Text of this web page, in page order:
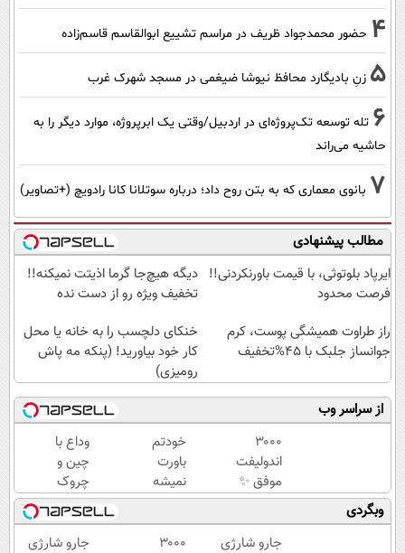
4 حضور محمدجواد ظریف در مراسم تشییع ابوالقاسم قاسم‌زاده
5 زنِ بادیگارد محافظ نیوشا ضیغمی در مسجد شهرک غرب
6 تله توسعه تک‌پروژه‌ای در اردبیل/وقتی یک ابرپروژه، موارد دیگر را به
حاشیه می‌راند
7 بانوی معماری که به بتن روح داد؛ درباره سوتلانا کانا رادویچ (+تصاویر)
مطالب پیشنهادی
ایرپاد بلوتوثی، با قیمت باورنکردنی!!
فرصت محدود
دیگه هیچ‌جا گرما اذیتت نمیکنه!!
تخفیف ویژه رو از دست نده
راز طراوت همیشگی پوست، کرم
جوانساز جلبک با 45%تخفیف
خنکای دلچسب را به خانه یا محل
کار خود بیاورید! (پنکه مه پاش
رومیزی)
از سراسر وب
۳۰۰۰
اندولیفت
موفق ✨
تجربه
جوانسازی
با دکتر
خودتم
باورت
نمیشه
چقدر
جوون
شدی!
وداع با
چین و
چروک
های
سطحی و
عمقی
وبگردی
جارو شارژی
۳۰۰۰ جارو شارژی